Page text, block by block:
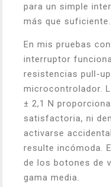
para un simple
más que suficiente.
En mis pruebas
interruptor
resistencias pull-
microcontrolador.
± 2,1 N
satisfactoria, ni
activarse
resulte incómoda.
de los botones de
gama media.